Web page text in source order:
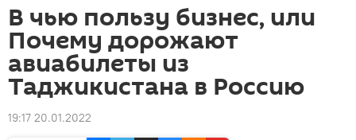
В чью пользу бизнес, или
Почему дорожают
авиабилеты из
Таджикистана в Россию
19:17 20.01.2022